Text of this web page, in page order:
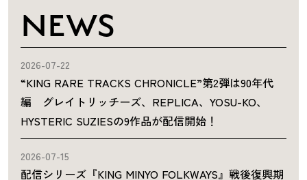
NEWS
2026-07-22
“KING RARE TRACKS CHRONICLE”第2弾は90年代
編 グレイトリッチーズ、REPLICA、YOSU-KO、
HYSTERIC SUZIESの9作品が配信開始！
2026-07-15
配信シリーズ『KING MINYO FOLKWAYS』戦後復興期